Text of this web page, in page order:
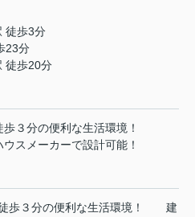
徒歩3分
23分
徒歩20分
３分の便利な生活環境！
スメーカーで設計可能！
歩３分の便利な生活環境！
建